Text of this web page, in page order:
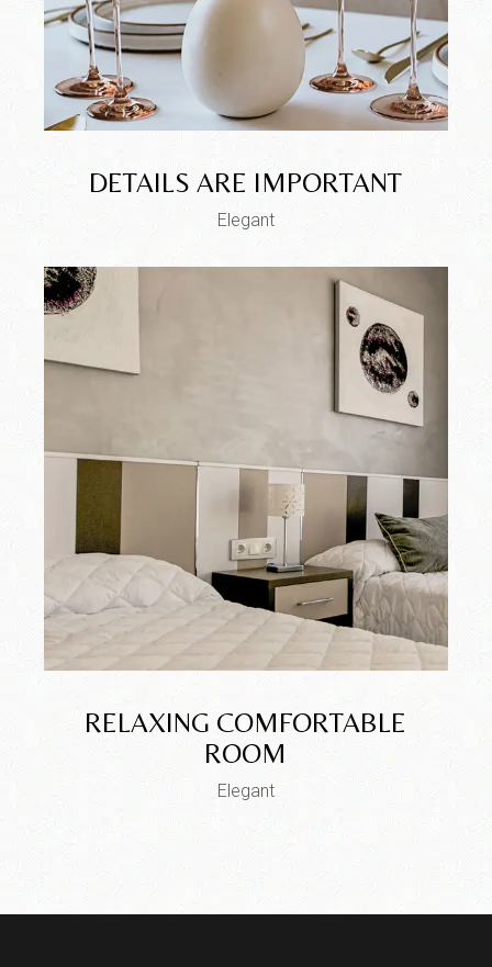
DETAILS ARE IMPORTANT
Elegant
RELAXING COMFORTABLE
ROOM
Elegant